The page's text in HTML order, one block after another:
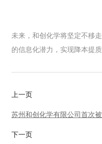
未来，和创化学将坚定不移
的信息化潜力，实现降本提质
上一页
苏州和创化学有限公司首次
下一页